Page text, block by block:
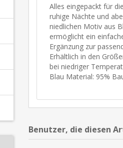
Alles eingepackt für
ruhige Nächte und
niedlichen Motiv aus
ermöglicht ein
Ergänzung zur
Erhältlich in den
bei niedriger
Blau Material: 95%
Benutzer, die diesen